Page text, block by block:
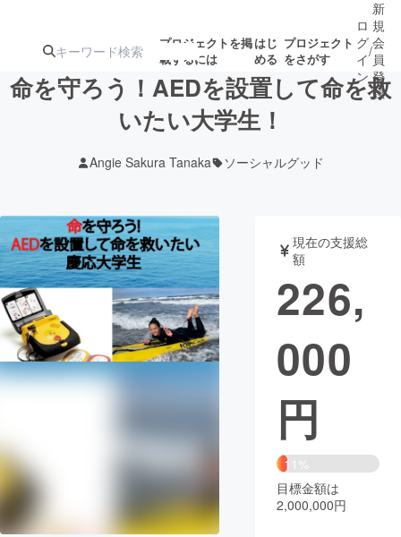
プロジェクトを掲
載するには
はじ
める
プロジェクト
をさがす
ターン
ジェクト
ロジェクト
アート・写真 音楽
テクノロジー・ガジェット ゲーム・サ
映像・映画
ビジネス・起業
まちづくり・地域活性化
CAMPFIRE for Social Good
CAMPFIRE Creation
CAMPFIREふるさと納税machi-ya コミュニティ
ロ
グ
イ
ン
/
新
規
会
員
登
録
命を守ろう！AEDを設置して命を救
いたい大学生！
Angie Sakura Tanaka ソーシャルグッド
現在の支援総
額
226,
000
円
11%
目標金額は
2,000,000円